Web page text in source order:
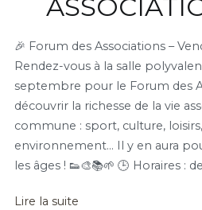
🎉 Forum des Associations –
Rendez-vous à la salle
septembre pour le Forum des
découvrir la richesse de la vie
commune : sport, culture,
environnement… Il y en aura
les âges ! 👟🎨📚🌱 🕒 Horaires :
Lire la suite